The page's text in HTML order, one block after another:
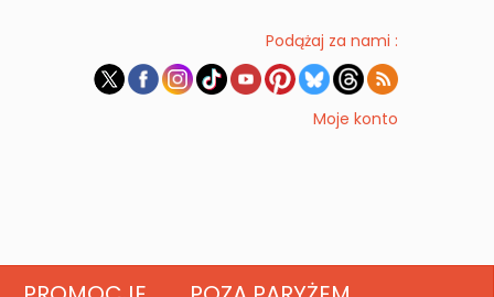
Podążaj za nami :
Moje konto